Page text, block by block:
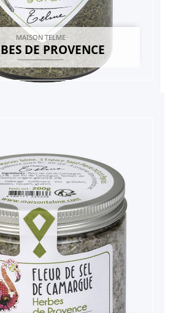
MAISON TELME
DE PROVENCE